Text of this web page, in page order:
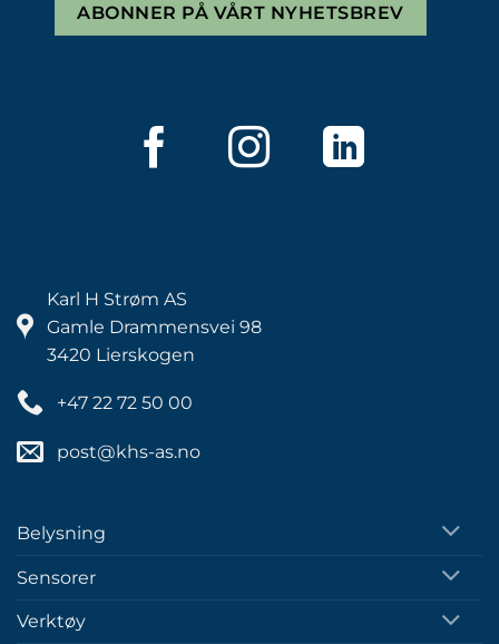
ABONNER PÅ VÅRT NYHETSBREV
Karl H Strøm AS
Gamle Drammensvei 98
3420 Lierskogen
+47 22 72 50 00
post@khs-as.no
Belysning
Sensorer
Verktøy